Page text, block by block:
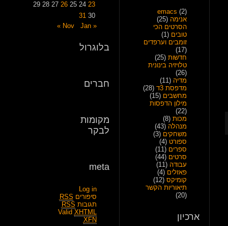
emacs (2)
אנימה (25)
הסרטים הכי
טובים (1)
זומבים וערפדים
(17)
חדשות (25)
טלויזיה בינונית
(26)
מדיה (11)
מדפסת 3ד
(28)
מחשבים (15)
מילון הדפסות
(22)
מכות (8)
מנהלה (43)
משחקים (3)
ספורט (4)
ספרים (11)
סרטים (44)
עבודה (11)
פאזלים (4)
קומיקס (12)
תיאוריות הקשר
(20)
ארכיון
23
24
25
26
27
28
29
30
31
« Nov
Jan »
בלוגרול
חברים
מקומות
לבקר
meta
Log in
סיפורים RSS
תגובות RSS
Valid XHTML
XFN